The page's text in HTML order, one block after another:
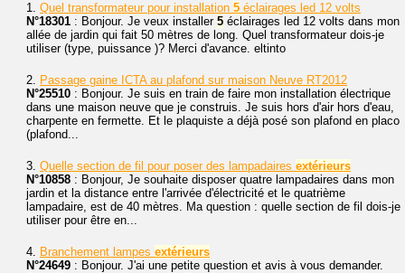
1. Quel transformateur pour installation 5 éclairages led 12 volts
N°18301 : Bonjour. Je veux installer 5 éclairages led 12 volts dans mon
allée de jardin qui fait 50 mètres de long. Quel transformateur dois-je
utiliser (type, puissance )? Merci d'avance. eltinto
2. Passage gaine ICTA au plafond sur maison Neuve RT2012
N°25510 : Bonjour. Je suis en train de faire mon installation électrique
dans une maison neuve que je construis. Je suis hors d'air hors d'eau,
charpente en fermette. Et le plaquiste a déjà posé son plafond en placo
(plafond...
3. Quelle section de fil pour poser des lampadaires extérieurs
N°10858 : Bonjour, Je souhaite disposer quatre lampadaires dans mon
jardin et la distance entre l'arrivée d'électricité et le quatrième
lampadaire, est de 40 mètres. Ma question : quelle section de fil dois-je
utiliser pour être en...
4. Branchement lampes extérieurs
N°24649 : Bonjour. J'ai une petite question et avis à vous demander.